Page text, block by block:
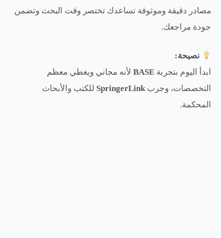
مصادر دقيقة وموثوقة تساعدك تختصر وقت البحث وتضمن
جودة مراجعك.
نصيحة:
ابدأ اليوم بتجربة BASE لأنه مجاني ويغطي معظم
التخصصات، وجربSpringerLink للكتب والأبحاث
المحكمة.